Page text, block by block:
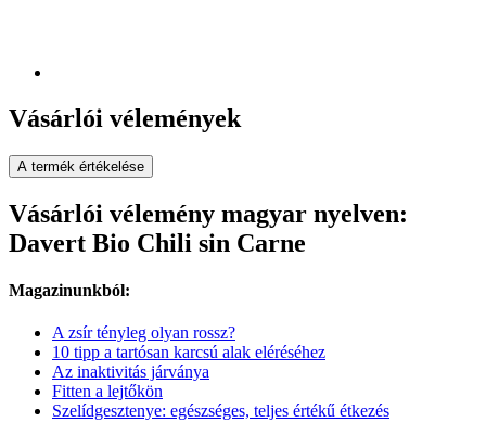
Vásárlói vélemények
A termék értékelése
Vásárlói vélemény magyar nyelven:
Davert Bio Chili sin Carne
Magazinunkból:
A zsír tényleg olyan rossz?
10 tipp a tartósan karcsú alak eléréséhez
Az inaktivitás járványa
Fitten a lejtőkön
Szelídgesztenye: egészséges, teljes értékű étkezés